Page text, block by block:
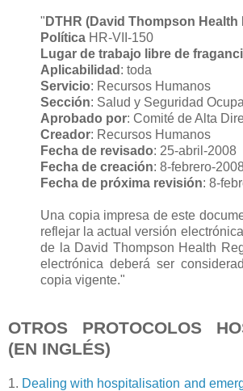
" DTHR (David Thompson Health
Política HR-VII-150
Lugar de trabajo libre de
Aplicabilidad : toda
Servicio: Recursos Humanos
Sección: Salud y Seguridad
Aprobado por: Comité de Alta
Creador: Recursos Humanos
Fecha de revisado: 25-abril-2008
Fecha de creación: 8-febrero-
Fecha de próxima revisión: 8-
Una copia impresa de este
reflejar la actual versión
de la David Thompson Health
electrónica deberá ser
copia vigente."
OTROS PROTOCOLOS
(EN INGLÉS)
1. Dealing with hospitalisation and